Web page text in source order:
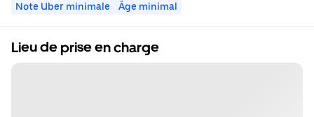
Note Uber minimale
Âge minimal
Lieu de prise en charge